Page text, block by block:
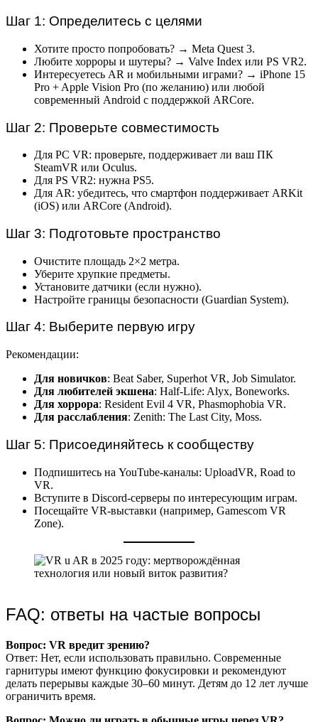
Шаг 1: Определитесь с целями
Хотите просто попробовать? → Meta Quest 3.
Любите хорроры и шутеры? → Valve Index или PS VR2.
Интересуетесь AR и мобильными играми? → iPhone 15
Pro + Apple Vision Pro (по желанию) или любой
современный Android с поддержкой ARCore.
Шаг 2: Проверьте совместимость
Для PC VR: проверьте, поддерживает ли ваш ПК
SteamVR или Oculus.
Для PS VR2: нужна PS5.
Для AR: убедитесь, что смартфон поддерживает ARKit
(iOS) или ARCore (Android).
Шаг 3: Подготовьте пространство
Очистите площадь 2×2 метра.
Уберите хрупкие предметы.
Установите датчики (если нужно).
Настройте границы безопасности (Guardian System).
Шаг 4: Выберите первую игру
Рекомендации:
Для новичков: Beat Saber, Superhot VR, Job Simulator.
Для любителей экшена: Half-Life: Alyx, Boneworks.
Для хоррора: Resident Evil 4 VR, Phasmophobia VR.
Для расслабления: Zenith: The Last City, Moss.
Шаг 5: Присоединяйтесь к сообществу
Подпишитесь на YouTube-каналы: UploadVR, Road to
VR.
Вступите в Discord-серверы по интересующим играм.
Посещайте VR-выставки (например, Gamescom VR
Zone).
FAQ: ответы на частые вопросы
Вопрос: VR вредит зрению?
Ответ: Нет, если использовать правильно. Современные
гарнитуры имеют функцию фокусировки и рекомендуют
делать перерывы каждые 30–60 минут. Детям до 12 лет лучше
ограничить время.